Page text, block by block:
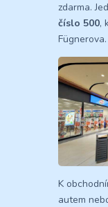
zdarma.
číslo 500,
Fügnerova.
K
autem